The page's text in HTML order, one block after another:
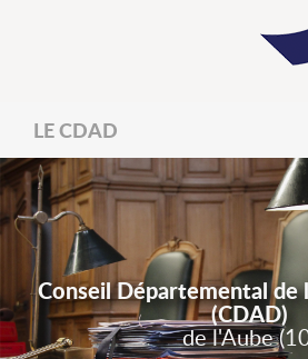
LE CDAD
Conseil Départemental de
(CDAD)
de l'Aube